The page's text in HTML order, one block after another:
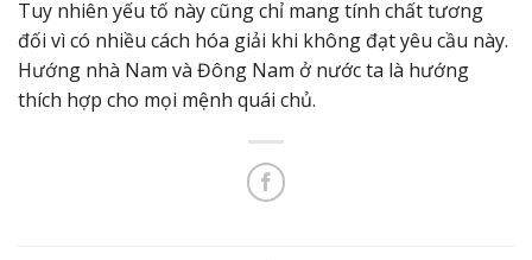
Tuy nhiên yếu tố này cũng chỉ mang tính chất tương
đối vì có nhiều cách hóa giải khi không đạt yêu cầu này.
Hướng nhà Nam và Đông Nam ở nước ta là hướng
thích hợp cho mọi mệnh quái chủ.